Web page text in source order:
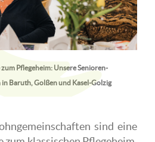
Pflegeheim: Unsere Senioren-
Baruth, Golßen und Kasel-Golzig
sind eine